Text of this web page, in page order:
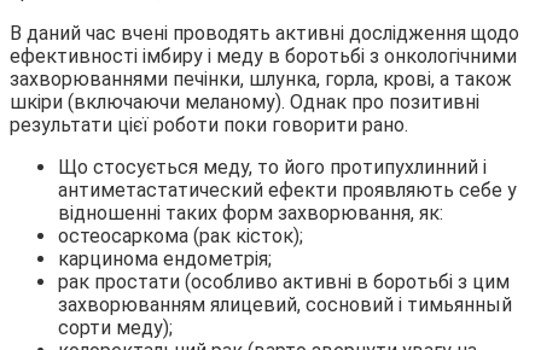
В даний час вчені проводять активні дослідження щодо
ефективності імбиру і меду в боротьбі з онкологічними
захворюваннями печінки, шлунка, горла, крові, а також
шкіри (включаючи меланому). Однак про позитивні
результати цієї роботи поки говорити рано.
Що стосується меду, то його протипухлинний і
антиметастатический ефекти проявляють себе у
відношенні таких форм захворювання, як:
остеосаркома (рак кісток);
карцинома ендометрія;
рак простати (особливо активні в боротьбі з цим
захворюванням ялицевий, сосновий і тимьянный
сорти меду);